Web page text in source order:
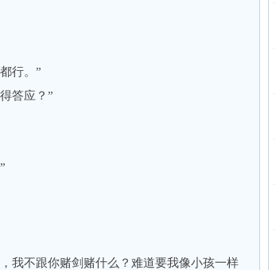
行。”
答应？”
不跟你赌剑赌什么？难道要我像小孩一样